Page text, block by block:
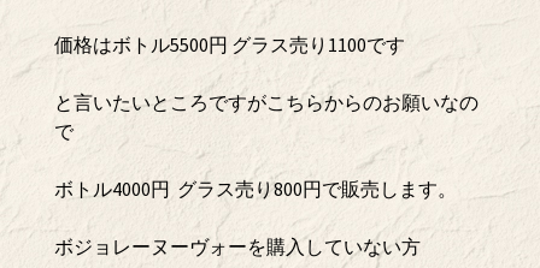
価格はボトル5500円 グラス売り1100です
と言いたいところですがこちらからのお願いなの
で
ボトル4000円 グラス売り800円で販売します。
ボジョレーヌーヴォーを購入していない方